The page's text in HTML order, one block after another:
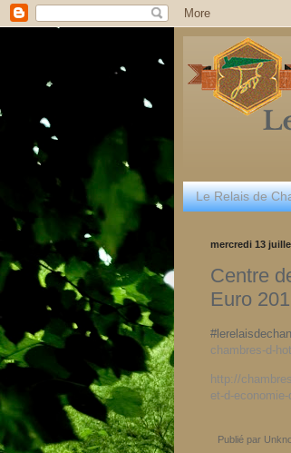
Le Relais de
mercredi 13
Centre
Euro
chambres-d-
http://
et-d-
Publié par